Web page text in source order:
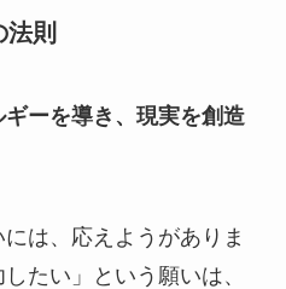
則
ギーを導き、現実を創造
は、応えようがありま
たい」という願いは、